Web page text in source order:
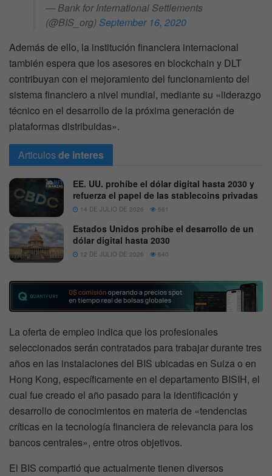
— Bank for International Settlements
(@BIS_org) September 16, 2020
Además de ello, la institución financiera internacional
también espera que los asesores en blockchain y DLT
contribuyan con el mejoramiento del funcionamiento del
sistema financiero a nivel mundial, mediante su «liderazgo
técnico en el desarrollo de la próxima generación de
plataformas distribuidas».
Articulosde interes
EE. UU. prohíbe el dólar digital hasta 2030 y
refuerza el papel de las stablecoins privadas
14 DE JULIO DE 2026 661
Estados Unidos prohíbe el desarrollo de un
dólar digital hasta 2030
12 DE JULIO DE 2026 640
La oferta de empleo indica que los profesionales
seleccionados serán contratados para trabajar durante tres
años en las instalaciones del BIS ubicadas en Suiza o en
Hong Kong, específicamente en el departamento BISIH, el
cual fue creado el año pasado para la identificación y
desarrollo de conocimientos en materia de «tendencias
críticas en la tecnología financiera de relevancia para los
bancos centrales», entre otros objetivos.
El BIS compartió que actualmente tienen diversos